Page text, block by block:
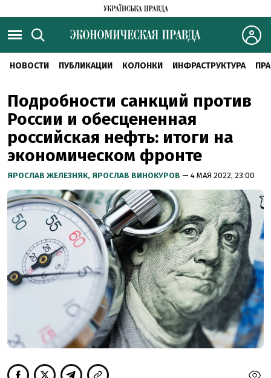
НОВОСТИ ПУБЛИКАЦИИ КОЛОНКИ ИНФРАСТРУКТУРА
Подробности санкций против
России и обесцененная
российская нефть: итоги на
экономическом фронте
ЯРОСЛАВ ЖЕЛЕЗНЯК, ЯРОСЛАВ ВИНОКУРОВ — 4 МАЯ 2022, 23:00